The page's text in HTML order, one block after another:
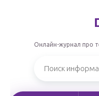
Онлайн-журнал про